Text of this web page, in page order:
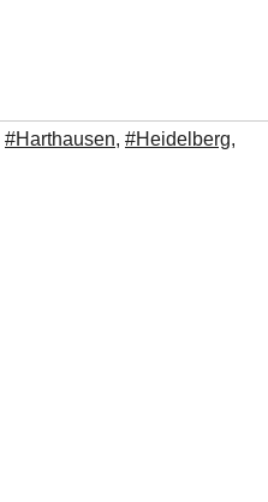
#Harthausen, #Heidelberg,